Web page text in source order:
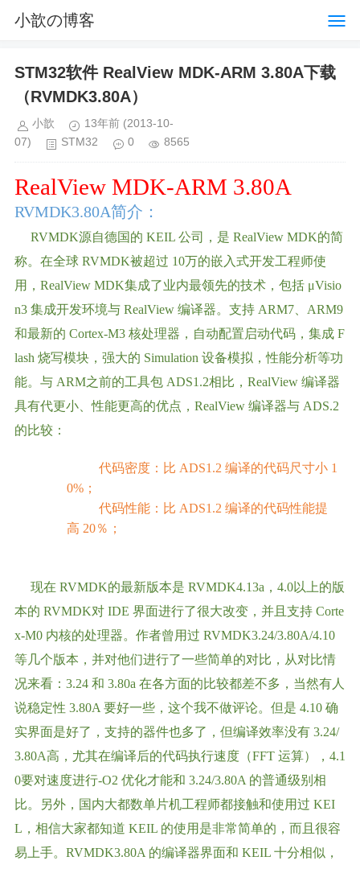
小歆の博客
STM32软件 RealView MDK-ARM 3.80A下载
（RVMDK3.80A）
小歆 13年前 (2013-10-
07)
STM32 0 8565
RealView MDK-ARM 3.80A
RVMDK3.80A简介：
RVMDK源自德国的 KEIL 公司，是 RealView MDK的简
称。在全球 RVMDK被超过 10万的嵌入式开发工程师使
用，RealView MDK集成了业内最领先的技术，包括 μVisio
n3 集成开发环境与 RealView 编译器。支持 ARM7、ARM9
和最新的 Cortex-M3 核处理器，自动配置启动代码，集成 F
lash 烧写模块，强大的 Simulation 设备模拟，性能分析等功
能。与 ARM之前的工具包 ADS1.2相比，RealView 编译器
具有代更小、性能更高的优点，RealView 编译器与 ADS.2
的比较：
代码密度：比 ADS1.2 编译的代码尺寸小 1
0%；
代码性能：比 ADS1.2 编译的代码性能提
高 20％；
现在 RVMDK的最新版本是 RVMDK4.13a，4.0以上的版
本的 RVMDK对 IDE 界面进行了很大改变，并且支持 Corte
x-M0 内核的处理器。作者曾用过 RVMDK3.24/3.80A/4.10
等几个版本，并对他们进行了一些简单的对比，从对比情
况来看：3.24 和 3.80a 在各方面的比较都差不多，当然有人
说稳定性 3.80A 要好一些，这个我不做评论。但是 4.10 确
实界面是好了，支持的器件也多了，但编译效率没有 3.24/
3.80A高，尤其在编译后的代码执行速度（FFT 运算），4.1
0要对速度进行-O2 优化才能和 3.24/3.80A 的普通级别相
比。另外，国内大都数单片机工程师都接触和使用过 KEI
L，相信大家都知道 KEIL 的使用是非常简单的，而且很容
易上手。RVMDK3.80A 的编译器界面和 KEIL 十分相似，